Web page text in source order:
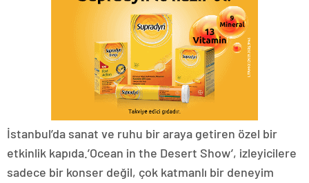
İstanbul’da sanat ve ruhu bir araya getiren özel bir
etkinlik kapıda.’Ocean in the Desert Show’, izleyicilere
sadece bir konser değil, çok katmanlı bir deneyim